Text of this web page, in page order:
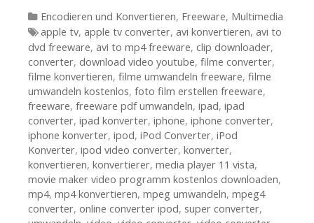
Kategorien
Encodieren und Konvertieren, Freeware, Multimedia
Tags
apple tv, apple tv converter, avi konvertieren, avi to
dvd freeware, avi to mp4 freeware, clip downloader,
converter, download video youtube, filme converter,
filme konvertieren, filme umwandeln freeware, filme
umwandeln kostenlos, foto film erstellen freeware,
freeware, freeware pdf umwandeln, ipad, ipad
converter, ipad konverter, iphone, iphone converter,
iphone konverter, ipod, iPod Converter, iPod
Konverter, ipod video converter, konverter,
konvertieren, konvertierer, media player 11 vista,
movie maker video programm kostenlos downloaden,
mp4, mp4 konvertieren, mpeg umwandeln, mpeg4
converter, online converter ipod, super converter,